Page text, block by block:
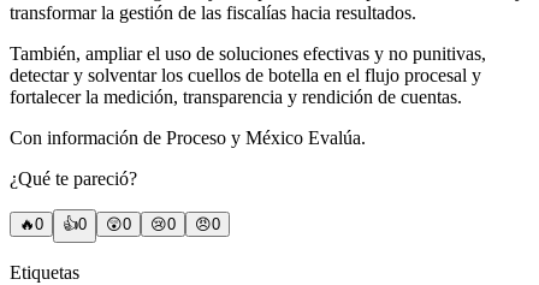
transformar la gestión de las fiscalías hacia resultados.
También, ampliar el uso de soluciones efectivas y no punitivas,
detectar y solventar los cuellos de botella en el flujo procesal y
fortalecer la medición, transparencia y rendición de cuentas.
Con información de Proceso y México Evalúa.
¿Qué te pareció?
🔥0 👍0 😲0 😢0 😠0
Etiquetas